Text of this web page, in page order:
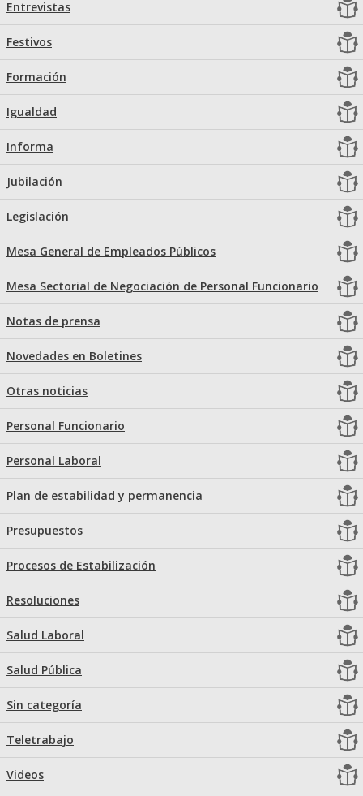
Entrevistas
Festivos
Formación
Igualdad
Informa
Jubilación
Legislación
Mesa General de Empleados Públicos
Mesa Sectorial de Negociación de Personal Funcionario
Notas de prensa
Novedades en Boletines
Otras noticias
Personal Funcionario
Personal Laboral
Plan de estabilidad y permanencia
Presupuestos
Procesos de Estabilización
Resoluciones
Salud Laboral
Salud Pública
Sin categoría
Teletrabajo
Videos